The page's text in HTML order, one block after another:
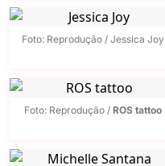
Foto: Reprodução / Jessica Joy
Foto: Reprodução / ROS tattoo